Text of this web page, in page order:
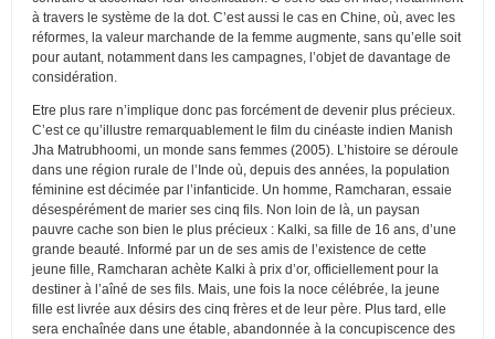
à travers le système de la dot. C’est aussi le cas en Chine, où, avec les
réformes, la valeur marchande de la femme augmente, sans qu’elle soit
pour autant, notamment dans les campagnes, l’objet de davantage de
considération.
Etre plus rare n’implique donc pas forcément de devenir plus précieux.
C’est ce qu’illustre remarquablement le film du cinéaste indien Manish
Jha Matrubhoomi, un monde sans femmes (2005). L’histoire se déroule
dans une région rurale de l’Inde où, depuis des années, la population
féminine est décimée par l’infanticide. Un homme, Ramcharan, essaie
désespérément de marier ses cinq fils. Non loin de là, un paysan
pauvre cache son bien le plus précieux : Kalki, sa fille de 16 ans, d’une
grande beauté. Informé par un de ses amis de l’existence de cette
jeune fille, Ramcharan achète Kalki à prix d’or, officiellement pour la
destiner à l’aîné de ses fils. Mais, une fois la noce célébrée, la jeune
fille est livrée aux désirs des cinq frères et de leur père. Plus tard, elle
sera enchaînée dans une étable, abandonnée à la concupiscence des